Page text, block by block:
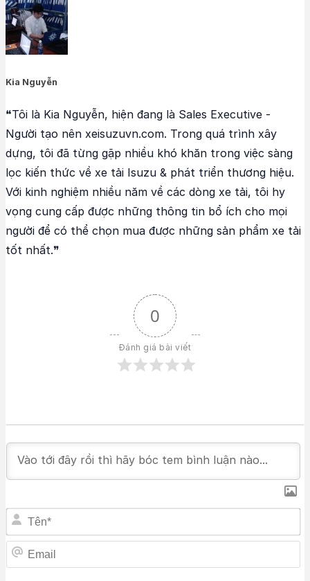
Kia Nguyễn
❝Tôi là Kia Nguyễn, hiện đang là Sales Executive -
Người tạo nên xeisuzuvn.com. Trong quá trình xây
dựng, tôi đã từng gặp nhiều khó khăn trong việc sàng
lọc kiến thức về xe tải Isuzu & phát triển thương hiệu.
Với kinh nghiệm nhiều năm về các dòng xe tải, tôi hy
vọng cung cấp được những thông tin bổ ích cho mọi
người để có thể chọn mua được những sản phẩm xe tải
tốt nhất.❞
0
Đánh giá bài viết